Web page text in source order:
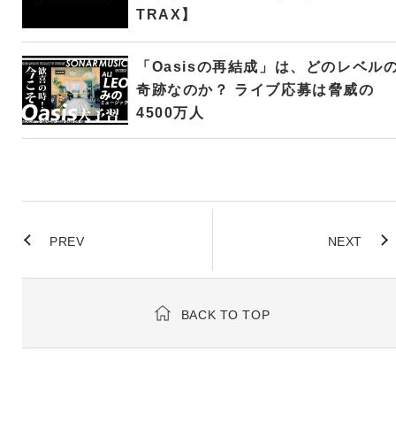
TRAX】
「Oasisの再結成」は、どのレベル
奇跡なのか？ ライブ応募は脅威の
4500万人
PREV NEXT
BACK TO TOP